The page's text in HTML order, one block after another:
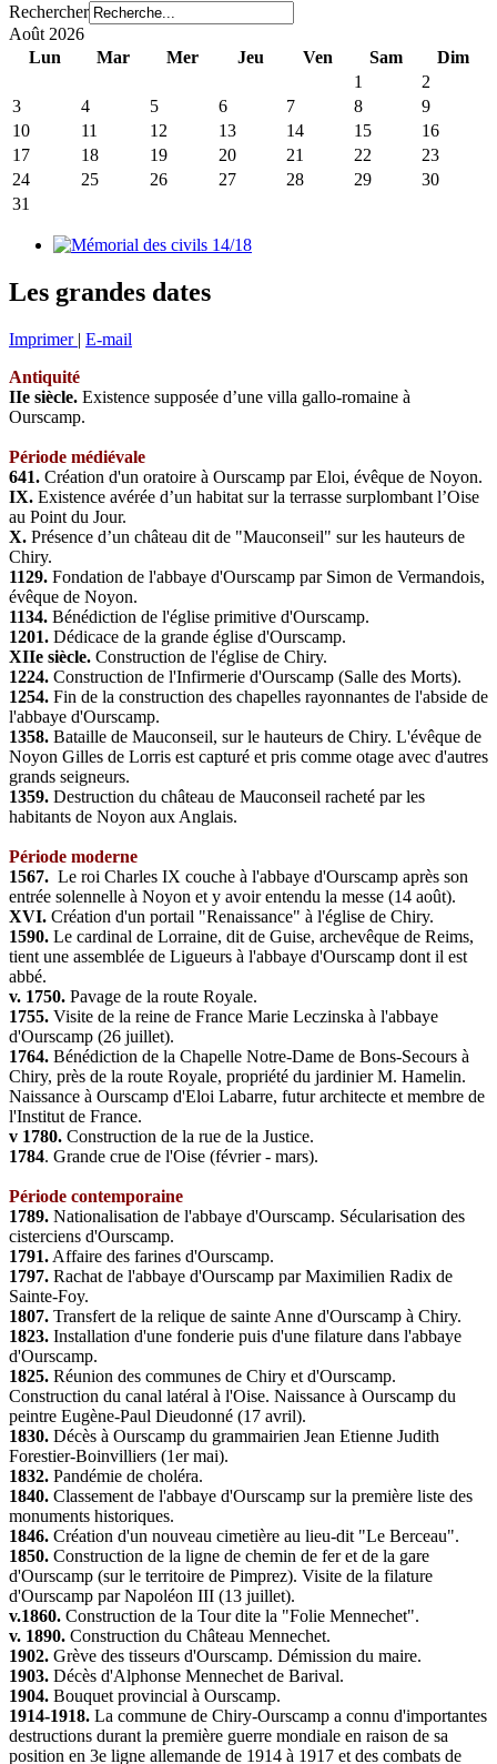
Rechercher
Août 2026
Lun
Mar Mer Jeu Ven Sam
Dim
1
2
3
4 5 6 7 8
9
10
11 12 13 14 15
16
17
18 19 20 21 22
23
24
25 26 27 28 29
30
31
Les grandes dates
Imprimer | E-mail
Antiquité
IIe siècle. Existence supposée d’une villa gallo-romaine à
Ourscamp.
Période médiévale
641. Création d'un oratoire à Ourscamp par Eloi, évêque de Noyon.
IX. Existence avérée d’un habitat sur la terrasse surplombant l’Oise
au Point du Jour.
X. Présence d’un château dit de "Mauconseil" sur les hauteurs de
Chiry.
1129. Fondation de l'abbaye d'Ourscamp par Simon de Vermandois,
évêque de Noyon.
1134. Bénédiction de l'église primitive d'Ourscamp.
1201. Dédicace de la grande église d'Ourscamp.
XIIe siècle. Construction de l'église de Chiry.
1224. Construction de l'Infirmerie d'Ourscamp (Salle des Morts).
1254. Fin de la construction des chapelles rayonnantes de l'abside de
l'abbaye d'Ourscamp.
1358. Bataille de Mauconseil, sur le hauteurs de Chiry. L'évêque de
Noyon Gilles de Lorris est capturé et pris comme otage avec d'autres
grands seigneurs.
1359. Destruction du château de Mauconseil racheté par les
habitants de Noyon aux Anglais.
Période moderne
1567. Le roi Charles IX couche à l'abbaye d'Ourscamp après son
entrée solennelle à Noyon et y avoir entendu la messe (14 août).
XVI. Création d'un portail "Renaissance" à l'église de Chiry.
1590. Le cardinal de Lorraine, dit de Guise, archevêque de Reims,
tient une assemblée de Ligueurs à l'abbaye d'Ourscamp dont il est
abbé.
v. 1750. Pavage de la route Royale.
1755. Visite de la reine de France Marie Leczinska à l'abbaye
d'Ourscamp (26 juillet).
1764. Bénédiction de la Chapelle Notre-Dame de Bons-Secours à
Chiry, près de la route Royale, propriété du jardinier M. Hamelin.
Naissance à Ourscamp d'Eloi Labarre, futur architecte et membre de
l'Institut de France.
v 1780. Construction de la rue de la Justice.
1784. Grande crue de l'Oise (février - mars).
Période contemporaine
1789. Nationalisation de l'abbaye d'Ourscamp. Sécularisation des
cisterciens d'Ourscamp.
1791. Affaire des farines d'Ourscamp.
1797. Rachat de l'abbaye d'Ourscamp par Maximilien Radix de
Sainte-Foy.
1807. Transfert de la relique de sainte Anne d'Ourscamp à Chiry.
1823. Installation d'une fonderie puis d'une filature dans l'abbaye
d'Ourscamp.
1825. Réunion des communes de Chiry et d'Ourscamp.
Construction du canal latéral à l'Oise. Naissance à Ourscamp du
peintre Eugène-Paul Dieudonné (17 avril).
1830. Décès à Ourscamp du grammairien Jean Etienne Judith
Forestier-Boinvilliers (1er mai).
1832. Pandémie de choléra.
1840. Classement de l'abbaye d'Ourscamp sur la première liste des
monuments historiques.
1846. Création d'un nouveau cimetière au lieu-dit "Le Berceau".
1850. Construction de la ligne de chemin de fer et de la gare
d'Ourscamp (sur le territoire de Pimprez). Visite de la filature
d'Ourscamp par Napoléon III (13 juillet).
v.1860. Construction de la Tour dite la "Folie Mennechet".
v. 1890. Construction du Château Mennechet.
1902. Grève des tisseurs d'Ourscamp. Démission du maire.
1903. Décès d'Alphonse Mennechet de Barival.
1904. Bouquet provincial à Ourscamp.
1914-1918. La commune de Chiry-Ourscamp a connu d'importantes
destructions durant la première guerre mondiale en raison de sa
position en 3e ligne allemande de 1914 à 1917 et des combats de